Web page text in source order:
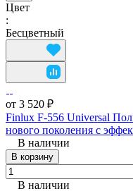
Цвет
:
Бесцветный
от 3 520 ₽
Finlux F-556 Universal
нового поколения с
В наличии
В корзину
В наличии